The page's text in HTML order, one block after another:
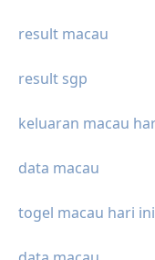
result macau
result sgp
keluaran macau
data macau
togel macau hari ini